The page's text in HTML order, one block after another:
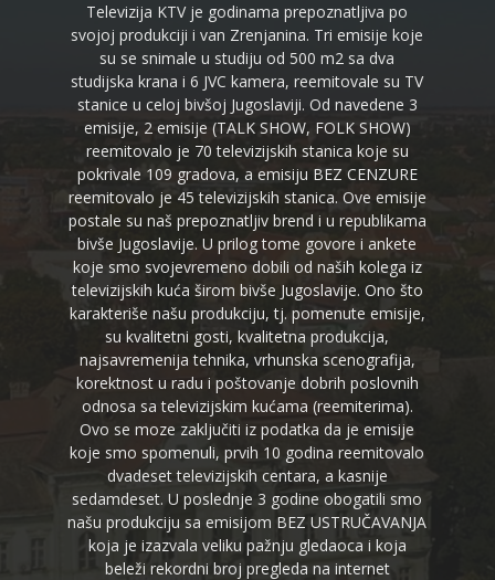
Televizija KTV je godinama prepoznatljiva po
svojoj produkciji i van Zrenjanina. Tri emisije koje
su se snimale u studiju od 500 m2 sa dva
studijska krana i 6 JVC kamera, reemitovale su TV
stanice u celoj bivšoj Jugoslaviji. Od navedene 3
emisije, 2 emisije (TALK SHOW, FOLK SHOW)
reemitovalo je 70 televizijskih stanica koje su
pokrivale 109 gradova, a emisiju BEZ CENZURE
reemitovalo je 45 televizijskih stanica. Ove emisije
postale su naš prepoznatljiv brend i u republikama
bivše Jugoslavije. U prilog tome govore i ankete
koje smo svojevremeno dobili od naših kolega iz
televizijskih kuća širom bivše Jugoslavije. Ono što
karakteriše našu produkciju, tj. pomenute emisije,
su kvalitetni gosti, kvalitetna produkcija,
najsavremenija tehnika, vrhunska scenografija,
korektnost u radu i poštovanje dobrih poslovnih
odnosa sa televizijskim kućama (reemiterima).
Ovo se moze zaključiti iz podatka da je emisije
koje smo spomenuli, prvih 10 godina reemitovalo
dvadeset televizijskih centara, a kasnije
sedamdeset. U poslednje 3 godine obogatili smo
našu produkciju sa emisijom BEZ USTRUČAVANJA
koja je izazvala veliku pažnju gledaoca i koja
beleži rekordni broj pregleda na internet